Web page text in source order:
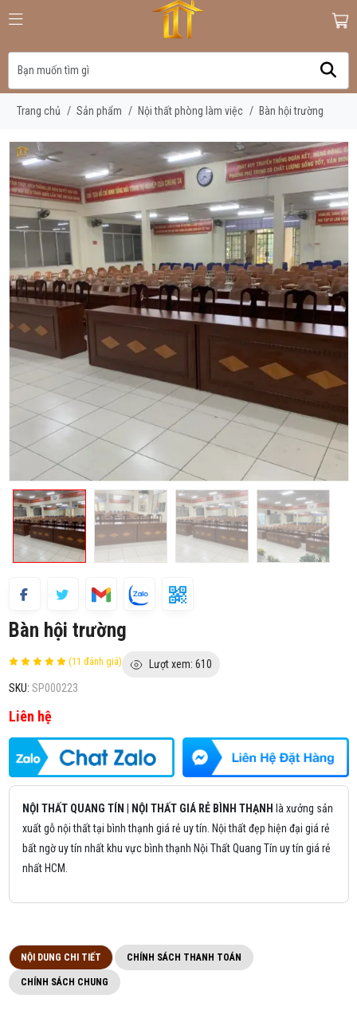
Trang chủ / Sản phẩm / Nội thất phòng làm việc / Bàn hội trường
Bàn hội trường
(11 đánh giá)
Lượt xem: 610
SKU: SP000223
Liên hệ
NỘI THẤT QUANG TÍN NỘI THẤT GIÁ RẺ BÌNH THẠNH là xưởng sản
xuất gỗ nội thất tại bình thạnh giá rẻ uy tín. Nội thất đẹp hiện đại giá rẻ
bất ngờ uy tín nhất khu vực bình thạnh Nội Thất Quang Tín uy tín giá rẻ
nhất HCM.
NỘI DUNG CHI TIẾT CHÍNH SÁCH THANH TOÁN
CHÍNH SÁCH CHUNG